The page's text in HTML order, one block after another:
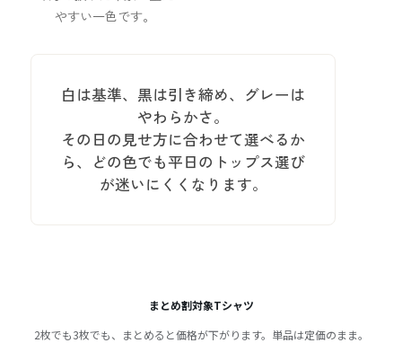
やすい一色です。
白は基準、黒は引き締め、グレーは
やわらかさ。
その日の見せ方に合わせて選べるか
ら、どの色でも平日のトップス選び
が迷いにくくなります。
まとめ割対象Tシャツ
2枚でも3枚でも、まとめると価格が下がります。単品は定価のまま。